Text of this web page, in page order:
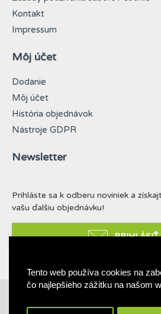
Tento web používa cookies na
čo najlepšieho zážitku na našom
Kontakt
Impressum
Môj účet
Dodanie
Môj účet
História objednávok
Nástroje GDPR
Newsletter
Prihláste sa k odberu noviniek a
vašu ďalšiu objednávku!
PRIHLÁSIŤ
© 2019 - 2021 Taffy & Lilly.